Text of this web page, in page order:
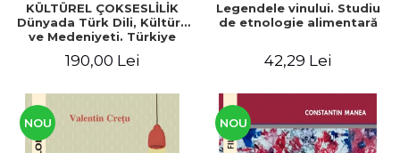
KÜLTÜREL ÇOKSESLİLİK
Dünyada Türk Dili, Kültürü
ve Medeniyeti. Türkiye
Armağan/ POLIFONII
și civilizația turcă în lume.
Centenarului
190,00 Lei
Legendele vinului. Studiu
de etnologie alimentară
42,29 Lei
NOU NOU